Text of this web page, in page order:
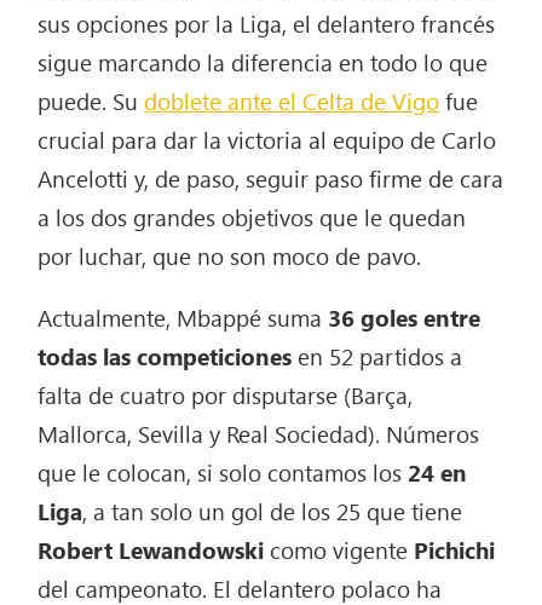
sus opciones por la Liga, el delantero francés
sigue marcando la diferencia en todo lo que
puede. Su doblete ante el Celta de Vigofue
crucial para dar la victoria al equipo de Carlo
Ancelotti y, de paso, seguir paso firme de cara
a los dos grandes objetivos que le quedan
por luchar, que no son moco de pavo.
Actualmente, Mbappé suma 36 goles entre
todas las competiciones en 52 partidos a
falta de cuatro por disputarse (Barça,
Mallorca, Sevilla y Real Sociedad). Números
que le colocan, si solo contamos los 24 en
Liga, a tan solo un gol de los 25 que tiene
Robert Lewandowski como vigente Pichichi
del campeonato. El delantero polaco ha